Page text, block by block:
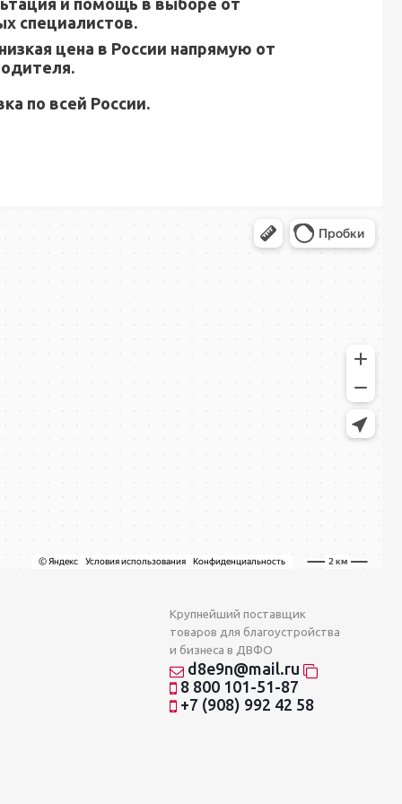
и помощь в выборе от
специалистов.
цена в России напрямую от
по всей России.
Крупнейший поставщик
товаров для благоустройства
и бизнеса в ДВФО
d8e9n@mail.ru
8 800 101-51-87
+7 (908) 992 42 58